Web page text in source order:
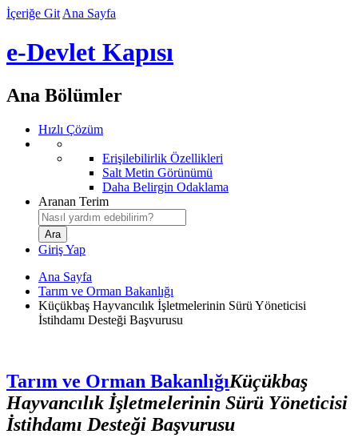
İçeriğe Git Ana Sayfa
e-Devlet Kapısı
Ana Bölümler
Hızlı Çözüm
Erişilebilirlik Özellikleri
Salt Metin Görünümü
Daha Belirgin Odaklama
Aranan Terim
Giriş Yap
Ana Sayfa
Tarım ve Orman Bakanlığı
Küçükbaş Hayvancılık İşletmelerinin Sürü Yöneticisi
İstihdamı Desteği Başvurusu
Tarım ve Orman BakanlığıKüçükbaş
Hayvancılık İşletmelerinin Sürü Yöneticisi
İstihdamı Desteği Başvurusu